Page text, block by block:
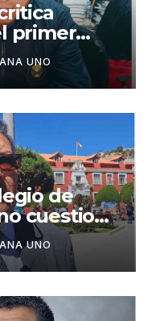
primer
de Keiko
UNO
de
cuestiona
seguridad
UNO